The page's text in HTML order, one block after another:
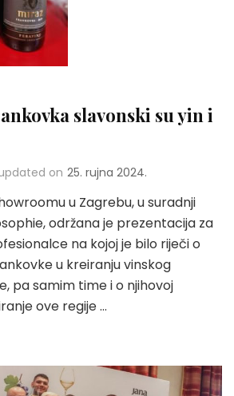
slavonski su yin i
on 25. rujna 2024.
u Zagrebu, u suradnji
održana je prezentacija za
na kojoj je bilo riječi o
u kreiranju vinskog
pa samim time i o njihovoj
ove regije …